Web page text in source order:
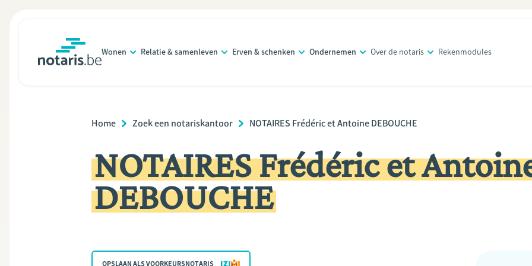
Wonen Relatie & samenleven Erven & schenken Ondernemen Over de notaris Rekenmodules
Breadcrumb
Home Zoek een notariskantoor NOTAIRES Frédéric et Antoine DEBOUCHE
NOTAIRES Frédéric et
DEBOUCHE
OPSLAAN ALS VOORKEURSNOTARIS